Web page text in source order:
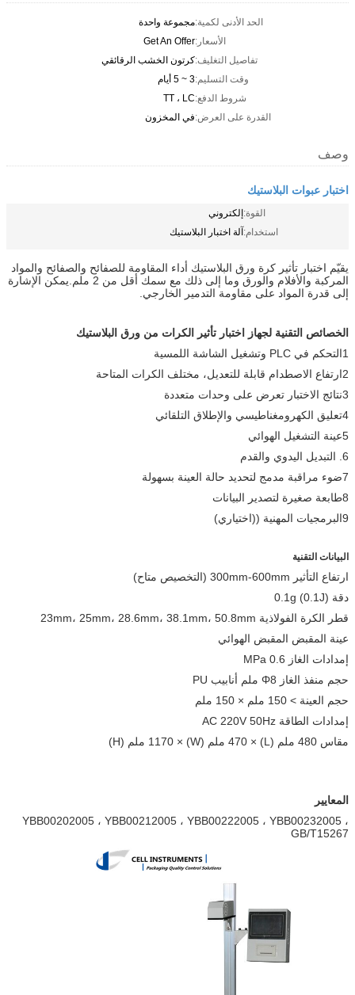
الحد الأدنى لكمية:مجموعة واحدة
الأسعار:Get An Offer
تفاصيل التغليف:كرتون الخشب الرقائقي
وقت التسليم:3 ~ 5 أيام
شروط الدفع:TT ، LC
القدرة على العرض:في المخزون
وصف
اختبار عبوات البلاستيك
القوة:إلكتروني
استخدام:آلة اختبار البلاستيك
يقيّم اختبار تأثير كرة ورق البلاستيك أداء المقاومة للصفائح والصفائح والمواد
المركبة والأفلام والورق وما إلى ذلك مع سمك أقل من 2 ملم.يمكن الإشارة
إلى قدرة المواد على مقاومة التدمير الخارجي.
الخصائص التقنية لجهاز اختبار تأثير الكرات من ورق البلاستيك
1التحكم في PLC وتشغيل الشاشة اللمسية
2ارتفاع الاصطدام قابلة للتعديل، مختلف الكرات المتاحة
3نتائج الاختبار تعرض على وحدات متعددة
4تعليق الكهرومغناطيسي والإطلاق التلقائي
5عينة التشغيل الهوائي
6. التبديل اليدوي والقدم
7ضوء مراقبة مدمج لتحديد حالة العينة بسهولة
8طابعة صغيرة لتصدير البيانات
9البرمجيات المهنية ((اختياري)
البيانات التقنية
ارتفاع التأثير 300mm-600mm (التخصيص متاح)
دقة 0.1g (0.1J)
قطر الكرة الفولاذية 23mm، 25mm، 28.6mm، 38.1mm، 50.8mm
عينة المقبض المقبض الهوائي
إمدادات الغاز 0.6 MPa
حجم منفذ الغاز Φ8 ملم أنابيب PU
حجم العينة > 150 ملم × 150 ملم
إمدادات الطاقة AC 220V 50Hz
مقاس 480 ملم (L) × 470 ملم (W) × 1170 ملم (H)
المعايير
YBB00202005 ، YBB00212005 ، YBB00222005 ، YBB00232005 ،
GB/T15267